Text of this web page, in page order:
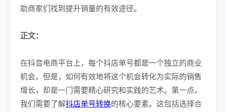
助商家们找到提升销量的有效途径。
正文：
在抖音电商平台上，每个抖店单号都是一个独立的商业
机会。但是，如何有效地将这个机会转化为实际的销售
增长，却是一门需要精心研究和实践的艺术。第一点，
我们需要了解抖店单号转换的核心要素。这包括选择合